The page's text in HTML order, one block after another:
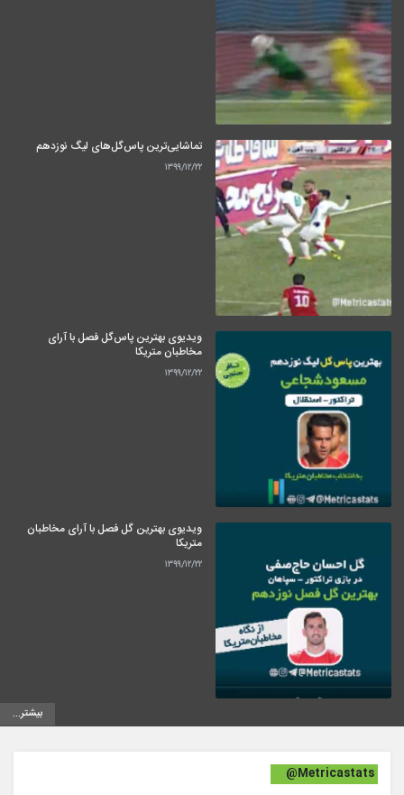
تماشایی‌ترین پاس‌گل‌های لیگ نوزدهم
۱۳۹۹/۱۲/۲۲
ویدیوی بهترین پاس‌گل فصل با آرای
مخاطبان متریکا
۱۳۹۹/۱۲/۲۲
ویدیوی بهترین گل فصل با آرای مخاطبان
متریکا
۱۳۹۹/۱۲/۲۲
بیشتر...
@Metricastats